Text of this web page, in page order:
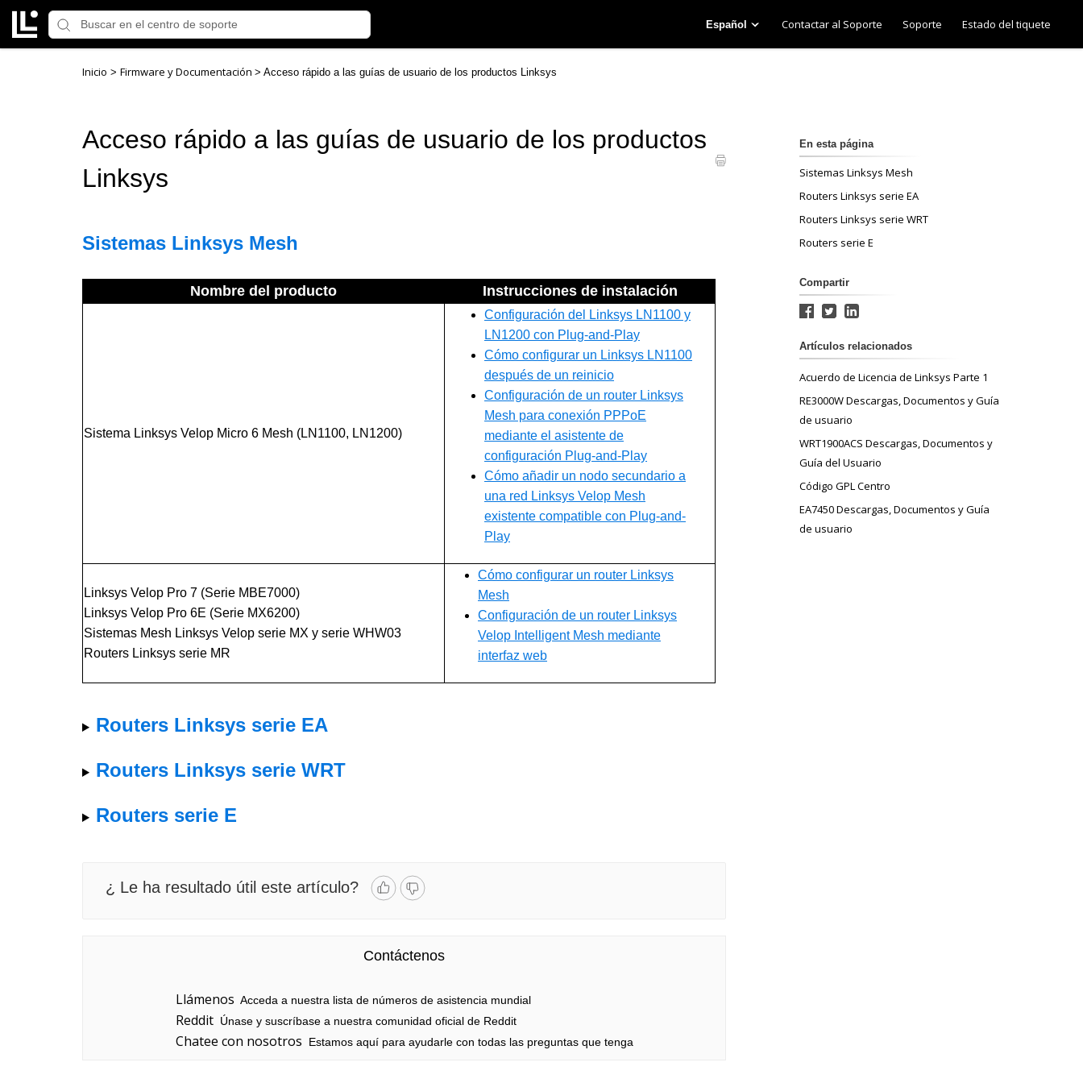
Español Contactar al Soporte Soporte Estado del tiquete
Inicio > Firmware y Documentación > Acceso rápido a las guías de usuario de los productos Linksys
Acceso rápido a las guías de usuario de los productos
Linksys
Sistemas Linksys Mesh
Nombre del producto Instrucciones de instalación
Sistema Linksys Velop Micro 6 Mesh (LN1100, LN1200)
Configuración del Linksys LN1100 y
LN1200 con Plug-and-Play
Cómo configurar un Linksys LN1100
después de un reinicio
Configuración de un router Linksys
Mesh para conexión PPPoE
mediante el asistente de
configuración Plug-and-Play
Cómo añadir un nodo secundario a
una red Linksys Velop Mesh
existente compatible con Plug-and-
Play
Linksys Velop Pro 7 (Serie MBE7000)
Linksys Velop Pro 6E (Serie MX6200)
Sistemas Mesh Linksys Velop serie MX y serie WHW03
Routers Linksys serie MR
Cómo configurar un router Linksys
Mesh
Configuración de un router Linksys
Velop Intelligent Mesh mediante
interfaz web
Routers Linksys serie EA
Routers Linksys serie WRT
Routers serie E
¿ Le ha resultado útil este artículo?
Contáctenos
Llámenos Acceda a nuestra lista de números de asistencia mundial
RedditÚnase y suscríbase a nuestra comunidad oficial de Reddit
Chatee con nosotros Estamos aquí para ayudarle con todas las preguntas que tenga
En esta página
Sistemas Linksys Mesh
Routers Linksys serie EA
Routers Linksys serie WRT
Routers serie E
Compartir
Artículos relacionados
Acuerdo de Licencia de Linksys Parte 1
RE3000W Descargas, Documentos y Guía
de usuario
WRT1900ACS Descargas, Documentos y
Guía del Usuario
Código GPL Centro
EA7450 Descargas, Documentos y Guía
de usuario